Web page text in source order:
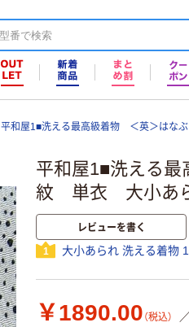
平和屋1■洗える最高級着物 ＜英＞は
平和屋1■洗える
紋 単衣 大小あ
レビューを書く
1 大小あられ 洗える着物
￥1890.00 （税込）